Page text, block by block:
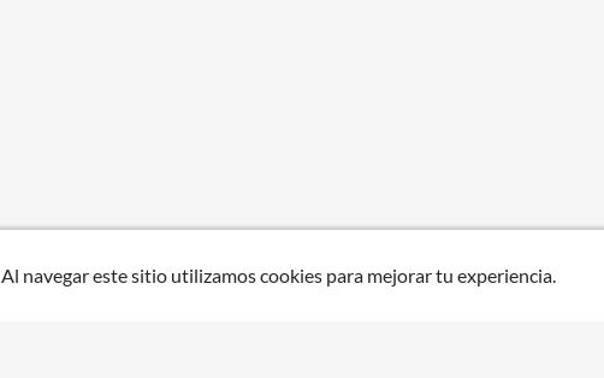
Al navegar este sitio utilizamos cookies para mejorar tu experiencia.